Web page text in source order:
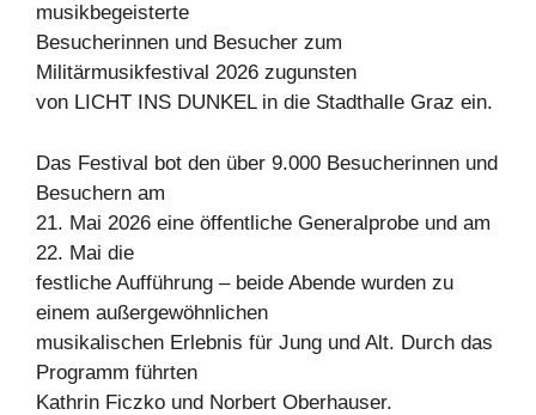
musikbegeisterte
Besucherinnen und Besucher zum
Militärmusikfestival 2026 zugunsten
von LICHT INS DUNKEL in die Stadthalle Graz ein.
Das Festival bot den über 9.000 Besucherinnen und
Besuchern am
21. Mai 2026 eine öffentliche Generalprobe und am
22. Mai die
festliche Aufführung – beide Abende wurden zu
einem außergewöhnlichen
musikalischen Erlebnis für Jung und Alt. Durch das
Programm führten
Kathrin Ficzko und Norbert Oberhauser.